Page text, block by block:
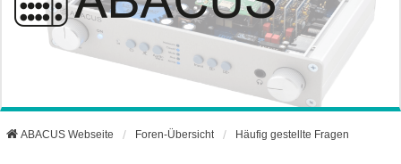
ABACUS Webseite Foren-Übersicht Häufig gestellte Fragen